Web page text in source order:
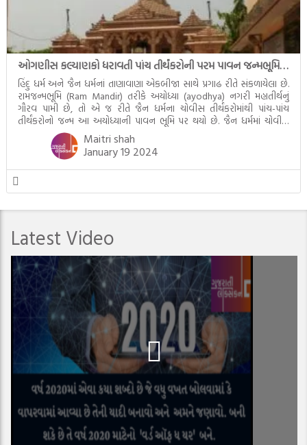
ઓગણીસ કલ્યાણકો ધરાવતી પાંચ તીર્થંકરોની પરમ પાવન જન્મભૂમિ – અયોધ્યા (Ayodhya)
હિંદુ ધર્મ અને જૈન ધર્મનાં તાણાવાણા એકબીજા સાથે પ્રગાઢ રીતે સંકળાયેલા છે.
રામજન્મભૂમિ (Ram Mandir) તરીકે અયોધ્યા (ayodhya) નગરી મહાતીર્થનું
ગૌરવ પામી છે, તો એ જ રીતે જૈન ધર્મના ચોવીસ તીર્થંકરોમાંથી પાંચ-પાંચ
તીર્થંકરોનો જન્મ આ અયોધ્યાની પાવન ભૂમિ પર થયો છે. જૈન ધર્મમાં ચોવીસ
તીર્થંકરોમાંથી પાંચ-પાંચ તીર્થંકરોનાં કલ્યાણકો અહીં આવ્યાં છે. દરેક તીર્થંકરના
જીવનની ચ્યવન(માતાના […]
Maitri shah
January 19 2024
Latest Video